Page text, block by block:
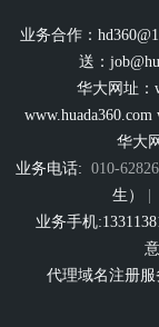
业务合作：
送：
华大网址：
www.huada360.com
华大
业务电话: 010-
生）
|
业务手机
代理域名注册